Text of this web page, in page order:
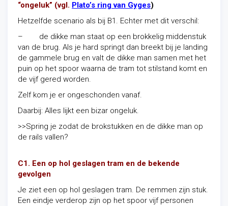
“ongeluk” (vgl . Plato’s ring van Gyges)
Hetzelfde scenario als bij B1. Echter met dit verschil:
– de dikke man staat op een brokkelig middenstuk
van de brug. Als je hard springt dan breekt bij je landing
de gammele brug en valt de dikke man samen met het
puin op het spoor waarna de tram tot stilstand komt en
de vijf gered worden.
Zelf kom je er ongeschonden vanaf.
Daarbij: Alles lijkt een bizar ongeluk.
>>Spring je zodat de brokstukken en de dikke man op
de rails vallen?
C1. Een op hol geslagen tram en de bekende
gevolgen
Je ziet een op hol geslagen tram. De remmen zijn stuk.
Een eindje verderop zijn op het spoor vijf personen